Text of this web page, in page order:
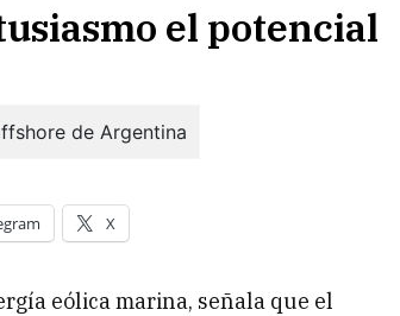
el potencial
X
eólica marina, señala que el